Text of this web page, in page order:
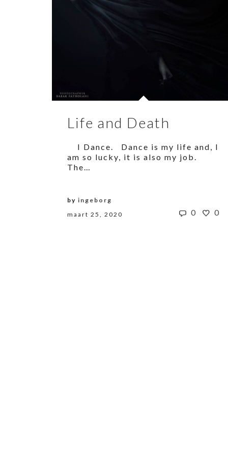
Life and Death
I Dance. Dance is my life and, I
am so lucky, it is also my job.
The…
maart 25, 2020
by ingeborg
0 0